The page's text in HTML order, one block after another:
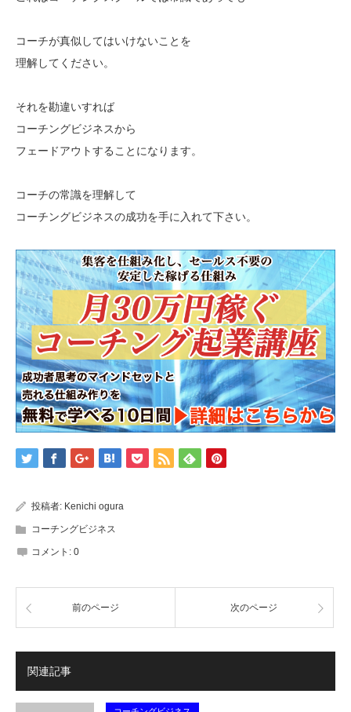
コーチが真似してはいけないことを
理解してください。
それを勘違いすれば
コーチングビジネスから
フェードアウトすることになります。
コーチの常識を理解して
コーチングビジネスの成功を手に入れて下さい。
投稿者: Kenichi ogura
コーチングビジネス
コメント: 0
前のページ 次のページ
関連記事